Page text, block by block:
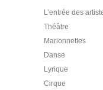
L’entrée des
Théâtre
Marionnettes
Danse
Lyrique
Cirque